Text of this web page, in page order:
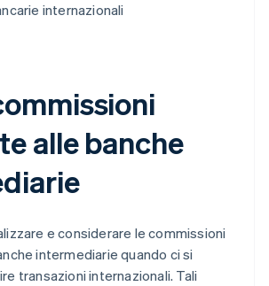
internazionali
alle banche
e considerare le commissioni
intermediarie quando ci si
transazioni internazionali. Tali